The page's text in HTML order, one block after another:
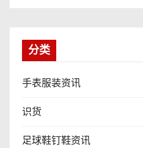
分类
手表服装资讯
识货
足球鞋钉鞋资讯